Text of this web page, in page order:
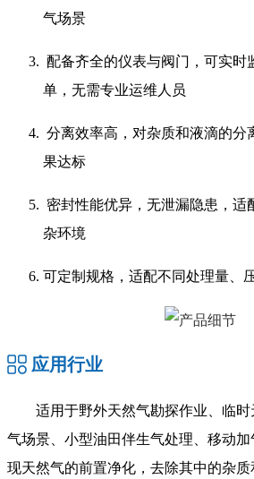
气场景
配备齐全的仪表与阀门，可实时
单，无需专业运维人员
分离效率高，对杂质和液滴的分
果达标
密封性能优异，无泄漏隐患，适
杂环境
可定制规格，适配不同处理量、
应用行业
适用于野外天然气勘探作业、临
气场景、小型油田伴生气处理、移动
现天然气的前置净化，去除其中的杂